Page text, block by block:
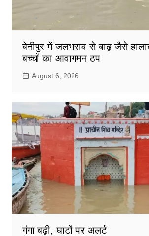
बेनीपुर में जलभराव से बाढ़ जैसे
बच्चों का आवागमन ठप
August 6, 2026
गंगा बढ़ी, घाटों पर अलर्ट